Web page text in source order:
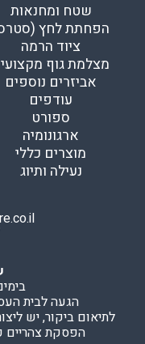
שטח ומחנאות
הפחתת לחץ
ציוד הרמה
מצלמת גוף
אביזרים נוספים
עודפים
ספורט
ארגונומיה
מוצרים כללי
נעילה ותיוג
בימים א-
הגעה לבית
לתיאום ביקור, יש ליצור
הפסקת צהריים